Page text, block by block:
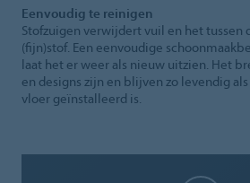
Eenvoudig te reinigen
Stofzuigen verwijdert vuil en het tussen
(fijn)stof. Een eenvoudige
laat het er weer als nieuw uitzien. Het
en designs zijn en blijven zo levendig
vloer geïnstalleerd is.